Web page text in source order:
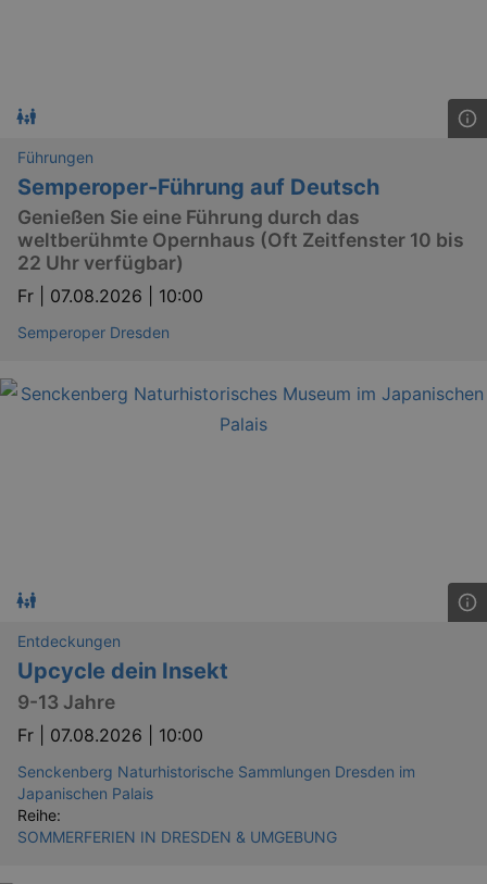
Führungen
Semperoper-Führung auf Deutsch
Genießen Sie eine Führung durch das
weltberühmte Opernhaus (Oft Zeitfenster 10 bis
22 Uhr verfügbar)
Fr | 07.08.2026 | 10:00
Semperoper Dresden
Entdeckungen
Upcycle dein Insekt
9-13 Jahre
Fr | 07.08.2026 | 10:00
Senckenberg Naturhistorische Sammlungen Dresden im
Japanischen Palais
Reihe:
SOMMERFERIEN IN DRESDEN & UMGEBUNG